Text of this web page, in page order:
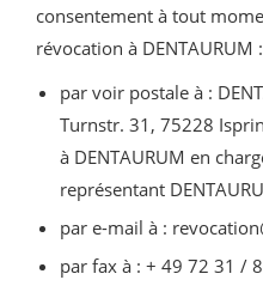
consentement à tout
révocation à DENTAURUM :
par voir postale à :
Turnstr. 31, 75228
à DENTAURUM en
représentant
par e-mail à :
par fax à : + 49 72 31 /